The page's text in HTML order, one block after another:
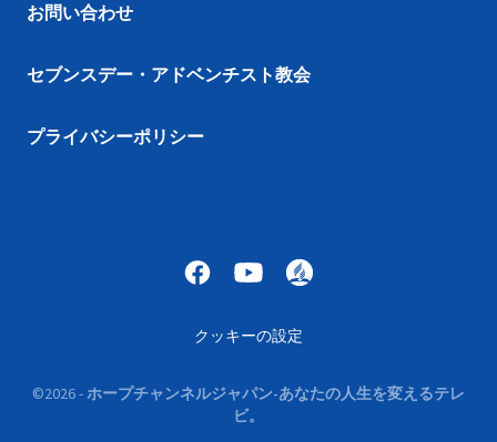
お問い合わせ
セブンスデー・アドベンチスト教会
プライバシーポリシー
クッキーの設定
©2026-ホープチャンネルジャパン-あなたの人生を変えるテレ
ビ。